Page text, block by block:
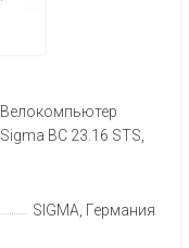
Велокомпьютер
Sigma BC 23.16 STS,
SIGMA, Германия